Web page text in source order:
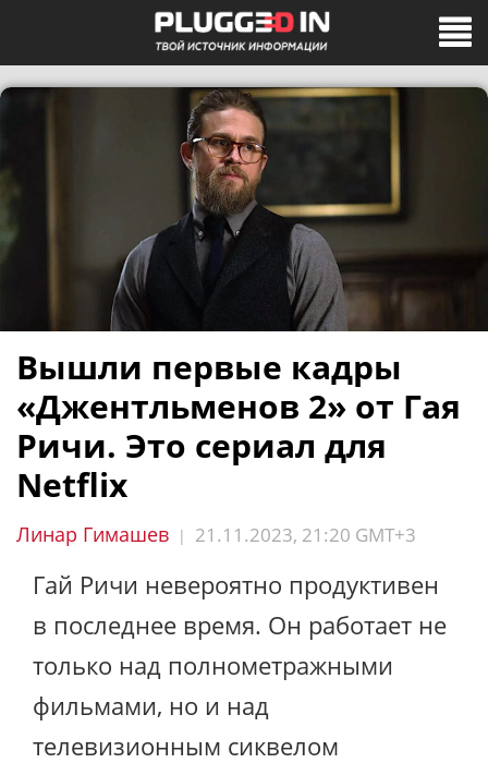
Вышли первые кадры
«Джентльменов 2» от Гая
Ричи. Это сериал для
Netflix
Линар Гимашев | 21.11.2023, 21:20 GMT+3
Гай Ричи невероятно продуктивен
в последнее время. Он работает не
только над полнометражными
фильмами, но и над
телевизионным сиквелом